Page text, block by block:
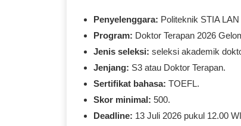
Penyelenggara: Politeknik STIA
Program: Doktor Terapan 2026
Jenis seleksi: seleksi akademik
Jenjang: S3 atau Doktor Terapan.
Sertifikat bahasa: TOEFL.
Skor minimal: 500.
Deadline: 13 Juli 2026 pukul 12.00